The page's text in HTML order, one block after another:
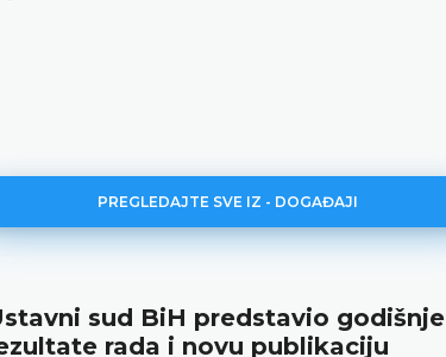
PREGLEDAJTE SVE IZ - DOGAĐAJI
sud BiH predstavio godišnje
rada i novu publikaciju